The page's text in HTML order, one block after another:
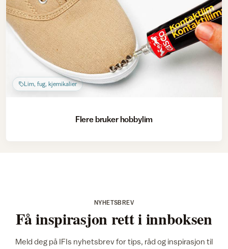
Lim, fug, kjemikalier
Flere bruker hobbylim
NYHETSBREV
Få inspirasjon rett i innboksen
Meld deg på IFIs nyhetsbrev for tips, råd og inspirasjon til